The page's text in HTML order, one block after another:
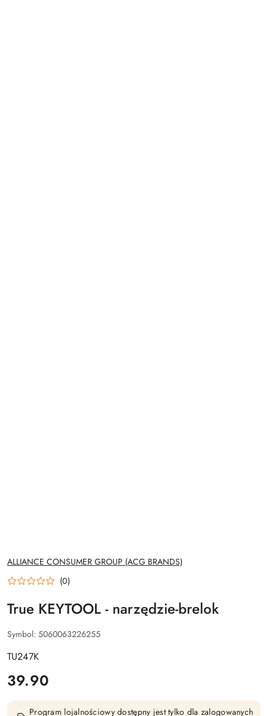
NAZWA
PRODUCENTA:
ALLIANCE CONSUMER GROUP (ACG BRANDS)
(0)
True KEYTOOL - narzędzie-brelok
Symbol: 5060063226255
TU247K
cena:
39.90
Program lojalnościowy dostępny jest tylko dla zalogowanych